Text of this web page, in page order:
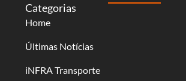
Categorias
Home
Últimas Notícias
iNFRA Transporte